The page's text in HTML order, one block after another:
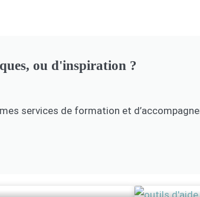
ou d'inspiration ?
services de formation et